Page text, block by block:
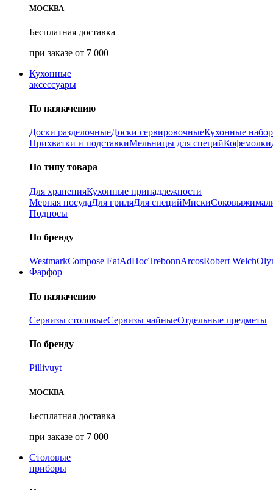
МОСКВА
Бесплатная доставка
при заказе от 7 000
Кухонные
аксессуары
По назначению
Доски разделочныеДоски сервировочныеКухонные
Прихватки и подставкиМельницы для специйКофемолки
По типу товара
Для храненияКухонные принадлежности
Мерная посудаДля гриляДля специйМиски
Подносы
По бренду
WestmarkCompose EatAdHocTrebonnArcosRobert Welch
Фарфор
По назначению
Сервизы столовыеСервизы чайныеОтдельные предметы
По бренду
Pillivuyt
МОСКВА
Бесплатная доставка
при заказе от 7 000
Столовые
приборы